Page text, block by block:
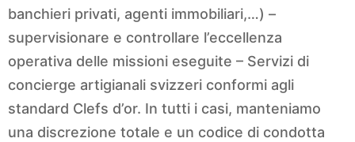
banchieri privati, agenti immobiliari,…) –
supervisionare e controllare l’eccellenza
operativa delle missioni eseguite – Servizi di
concierge artigianali svizzeri conformi agli
standard Clefs d’or. In tutti i casi, manteniamo
una discrezione totale e un codice di condotta